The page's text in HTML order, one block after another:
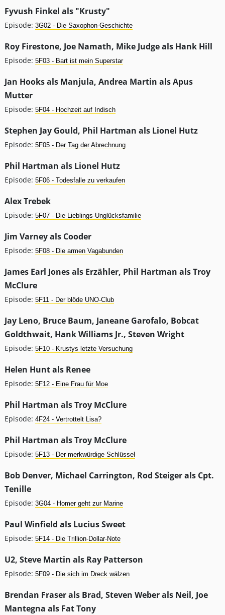
Fyvush Finkel als "Krusty"
Episode: 3G02 - Die Saxophon-Geschichte
Roy Firestone, Joe Namath, Mike Judge als Hank Hill
Episode: 5F03 - Bart ist mein Superstar
Jan Hooks als Manjula, Andrea Martin als Apus
Mutter
Episode: 5F04 - Hochzeit auf Indisch
Stephen Jay Gould, Phil Hartman als Lionel Hutz
Episode: 5F05 - Der Tag der Abrechnung
Phil Hartman als Lionel Hutz
Episode: 5F06 - Todesfalle zu verkaufen
Alex Trebek
Episode: 5F07 - Die Lieblings-Unglücksfamilie
Jim Varney als Cooder
Episode: 5F08 - Die armen Vagabunden
James Earl Jones als Erzähler, Phil Hartman als Troy
McClure
Episode: 5F11 - Der blöde UNO-Club
Jay Leno, Bruce Baum, Janeane Garofalo, Bobcat
Goldthwait, Hank Williams Jr., Steven Wright
Episode: 5F10 - Krustys letzte Versuchung
Helen Hunt als Renee
Episode: 5F12 - Eine Frau für Moe
Phil Hartman als Troy McClure
Episode: 4F24 - Vertrottelt Lisa?
Phil Hartman als Troy McClure
Episode: 5F13 - Der merkwürdige Schlüssel
Bob Denver, Michael Carrington, Rod Steiger als Cpt.
Tenille
Episode: 3G04 - Homer geht zur Marine
Paul Winfield als Lucius Sweet
Episode: 5F14 - Die Trillion-Dollar-Note
U2, Steve Martin als Ray Patterson
Episode: 5F09 - Die sich im Dreck wälzen
Brendan Fraser als Brad, Steven Weber als Neil, Joe
Mantegna als Fat Tony